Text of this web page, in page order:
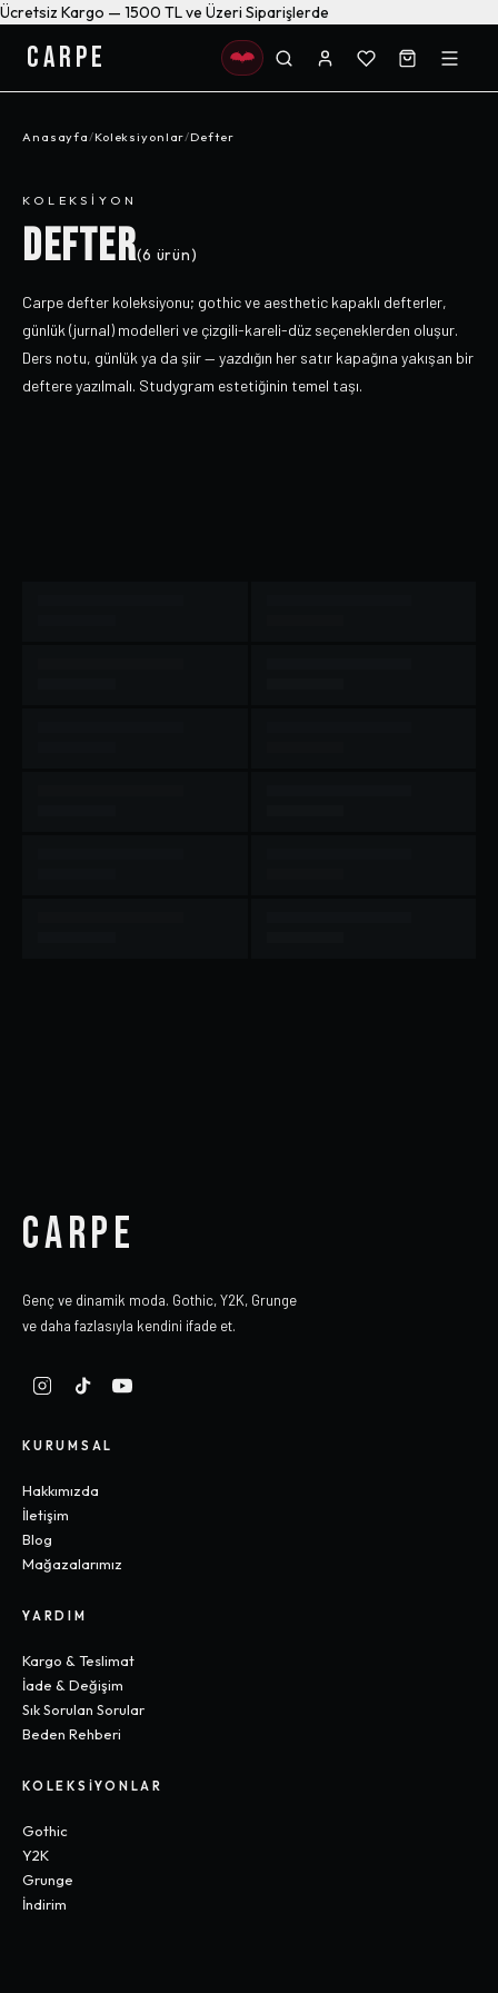
Ücretsiz Kargo — 1500 TL ve Üzeri Siparişlerde
CARPE
Anasayfa/Koleksiyonlar/Defter
KOLEKSIYON
DEFTER(6 ürün)
Carpe defter koleksiyonu; gothic ve aesthetic kapaklı defterler,
günlük (jurnal) modelleri ve çizgili-kareli-düz seçeneklerden oluşur.
Ders notu, günlük ya da şiir — yazdığın her satır kapağına yakışan bir
deftere yazılmalı. Studygram estetiğinin temel taşı.
CARPE
Genç ve dinamik moda. Gothic, Y2K, Grunge
ve daha fazlasıyla kendini ifade et.
KURUMSAL
Hakkımızda
İletişim
Blog
Mağazalarımız
YARDIM
Kargo & Teslimat
İade & Değişim
Sık Sorulan Sorular
Beden Rehberi
KOLEKSIYONLAR
Gothic
Y2K
Grunge
İndirim